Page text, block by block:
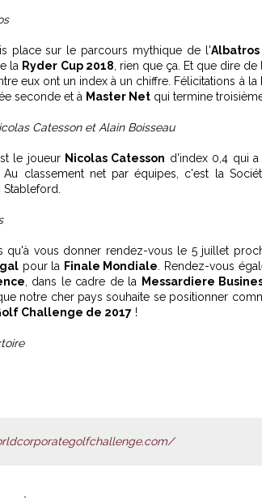
place sur le parcours mythique de l'Albatros
la Ryder Cup 2018 , rien que ça. Et que dire
eux ont un index à un chiffre. Félicitations à la
seconde et à Master Net qui termine
Catesson et Alain Boisseau
le joueur Nicolas Catesson d'index 0,4 qui
Au classement net par équipes, c'est la
qu'à vous donner rendez-vous le 5 juillet
pour la Finale Mondiale . Rendez-vous
, dans le cadre de la Messardiere
notre cher pays souhaite se positionner
Challenge de 2017 !